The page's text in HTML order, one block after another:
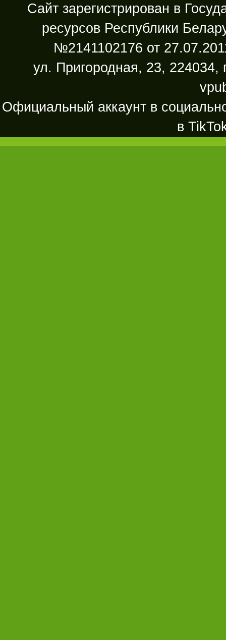
Сайт зарегистрирован в
ресурсов Республики
№2141102176 от
ул. Пригородная, 23, 224034,
Официальный аккаунт в
в